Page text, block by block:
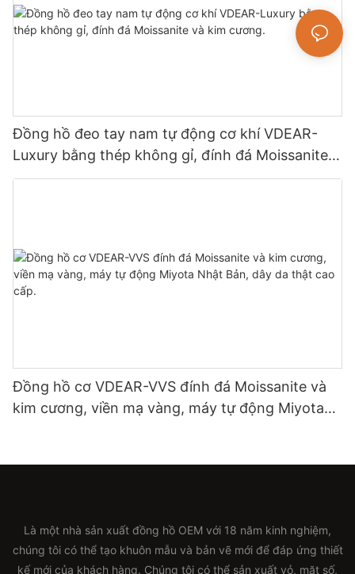
Đồng hồ đeo tay nam tự động cơ khí VDEAR-
Luxury bằng thép không gỉ, đính đá Moissanite
và kim cương.
Đồng hồ cơ VDEAR-VVS đính đá Moissanite và
kim cương, viền mạ vàng, máy tự động Miyota
Là một nhà sản xuất đồng hồ OEM với 18 năm kinh nghiệm,
chúng tôi có thể tạo khuôn mẫu và bản vẽ mới để đáp ứng thiết
kế mới của khách hàng. Chúng tôi có thể sản xuất vỏ, mặt số,